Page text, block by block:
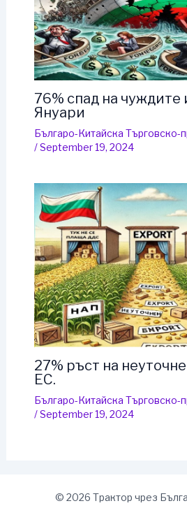
76% спад на
Януари
Българо-Китайска Търговско-
/September 19, 2024
27% ръст на
ЕС.
Българо-Китайска Търговско-
/September 19, 2024
© 2026 Трактор чрез